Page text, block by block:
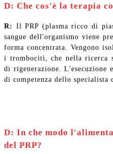
D: Che cos'è la terapia
R: Il PRP (plasma ricco di
sangue dell'organismo viene
forma concentrata. Vengono
i trombociti, che nella ricerca
di rigenerazione. L'esecuzione
di competenza dello specialista
D: In che modo
del PRP?